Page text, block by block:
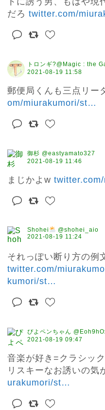
だろ twitter.com/
トロンギ?@Magic : the
2021-08-19 11:58
郵便局くんも三点リー
om/miurakumori/st…
御杉 @eastyamato327
2021-08-19 11:46
まじかよw
Shohei
@shohei_aio
2021-08-19 11:24
twitter.com/
kumori/st…
ぴよペンちゃん
2021-08-19 09:47
音楽が好き=クラシッ
リスキーなお誘いの気
urakumori/st…